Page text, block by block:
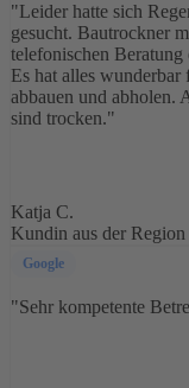
"Leider hatte sich
gesucht. Bautrockner
telefonischen
Es hat alles
abbauen und abholen.
sind trocken."
Katja C.
Kundin aus der
Google
"Sehr kompetente